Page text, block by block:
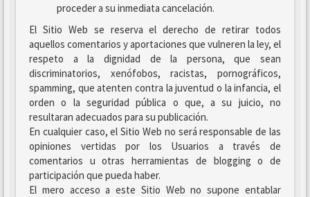
proceder a su inmediata cancelación.
El Sitio Web se reserva el derecho de retirar todos
aquellos comentarios y aportaciones que vulneren la ley, el
respeto a la dignidad de la persona, que sean
discriminatorios, xenófobos, racistas, pornográficos,
spamming, que atenten contra la juventud o la infancia, el
orden o la seguridad pública o que, a su juicio, no
resultaran adecuados para su publicación.
En cualquier caso, el Sitio Web no será responsable de las
opiniones vertidas por los Usuarios a través de
comentarios u otras herramientas de blogging o de
participación que pueda haber.
El mero acceso a este Sitio Web no supone entablar